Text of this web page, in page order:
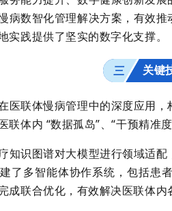
病数智化管理解决方案，有效
实践提供了坚实的数字化支撑。
三 关键
医联体慢病管理中的深度应用
体内 “数据孤岛”、“干预精准度
知识图谱对大模型进行领域适
了多智能体协作系统，包括患
成联合优化，有效解决医联体内